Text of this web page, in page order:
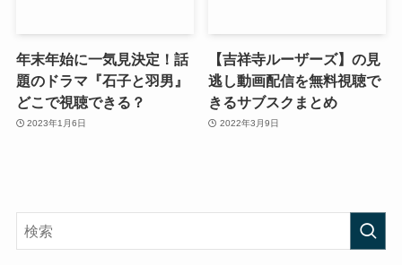
年末年始に一気見決定！話
題のドラマ『石子と羽男』
どこで視聴できる？
2023年1月6日
【吉祥寺ルーザーズ】の見
逃し動画配信を無料視聴で
きるサブスクまとめ
2022年3月9日